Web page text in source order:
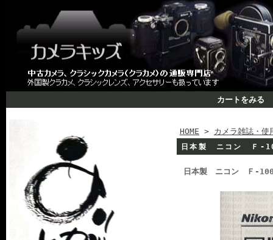
カートをみる
HOME > カメラ雑誌・使
日本製 ニコン Ｆ-
日本製 ニコン Ｆ-